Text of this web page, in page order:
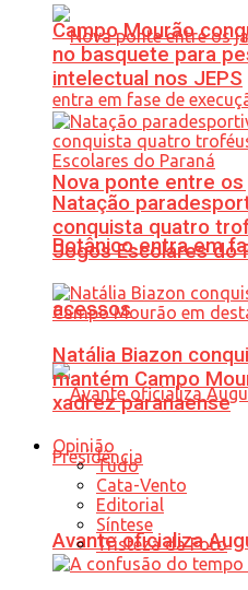
Nova ponte entre
Botânico entra em
acessos
Avante oficializa
Campo Mourão
no basquete para
intelectual nos JEPS
Natação
conquista quatro
Jogos Escolares do
Natália Biazon
mantém Campo
xadrez paranaense
Opinião
Tudo
Cata-Vento
Editorial
Síntese
Tristeza da Foto